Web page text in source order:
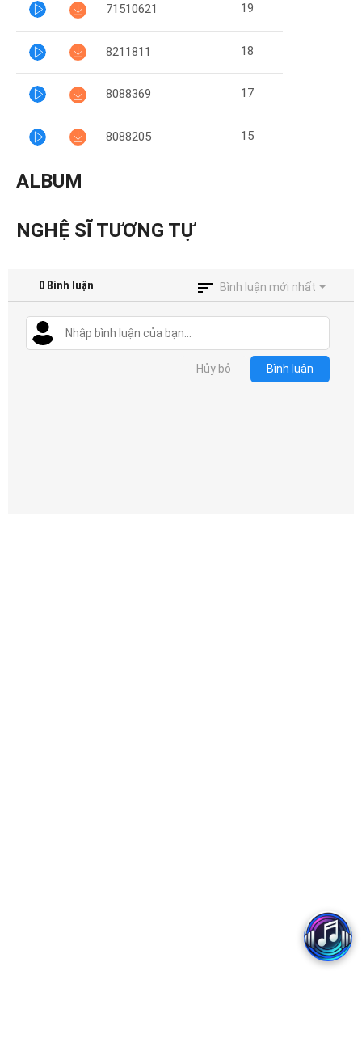
71510621 19
8211811 18
8088369 17
8088205 15
ALBUM
NGHỆ SĨ TƯƠNG TỰ
0 Bình luận Bình luận mới nhất
Hủy bỏ Bình luận